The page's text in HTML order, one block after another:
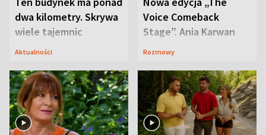
dwa kilometry. Skrywa
wiele tajemnic
Aktualności
Voice Comeback
Stage”. Ania Karwan
zapowiada
Rozmowy